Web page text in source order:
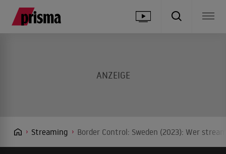
Streaming Border Control: Sweden (2023): Wer